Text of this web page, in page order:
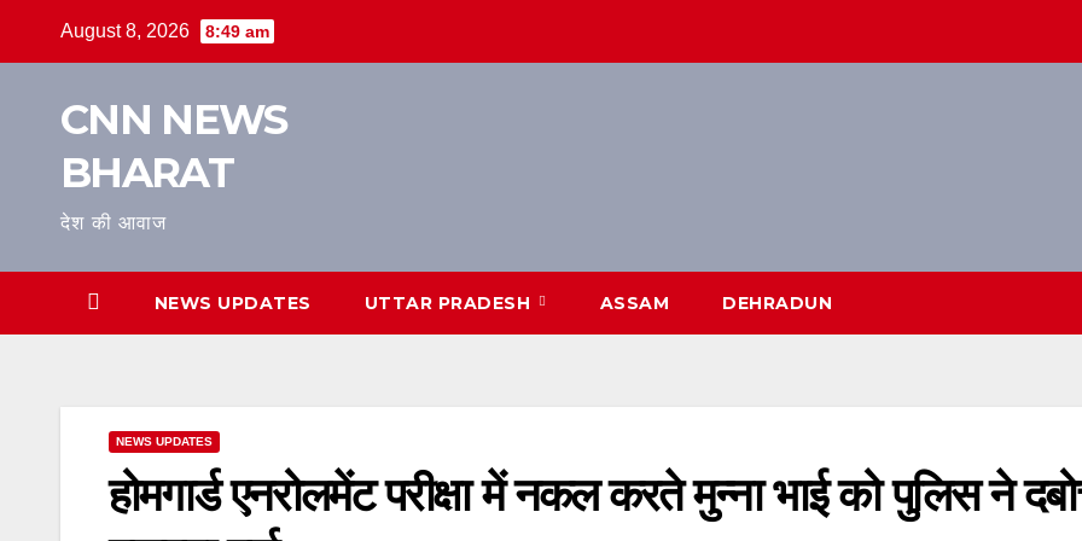
August 8, 2026 8:49 am
CNN NEWS
BHARAT
देश की आवाज
NEWS UPDATES UTTAR PRADESH ASSAM DEHRADUN
NEWS UPDATES
होमगार्ड एनरोलमेंट परीक्षा में नकल करते मुन्ना भाई को पुलिस ने